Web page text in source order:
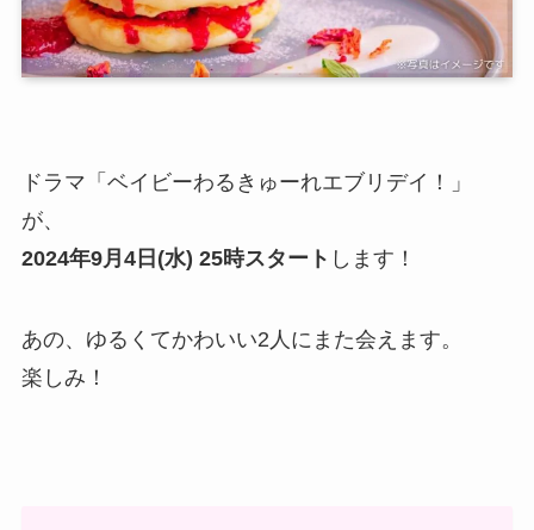
ドラマ「ベイビーわるきゅーれエブリデイ！」
が、
2024年9月4日(水) 25時スタート します！
あの、ゆるくてかわいい2人にまた会えます。
楽しみ！